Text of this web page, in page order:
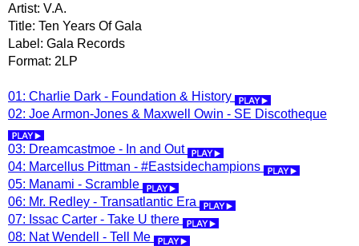
Artist: V.A.
Title: Ten Years Of Gala
Label: Gala Records
Format: 2LP
01: Charlie Dark - Foundation & History
02: Joe Armon-Jones & Maxwell Owin - SE Discotheque
03: Dreamcastmoe - In and Out
04: Marcellus Pittman - #Eastsidechampions
05: Manami - Scramble
06: Mr. Redley - Transatlantic Era
07: Issac Carter - Take U there
08: Nat Wendell - Tell Me